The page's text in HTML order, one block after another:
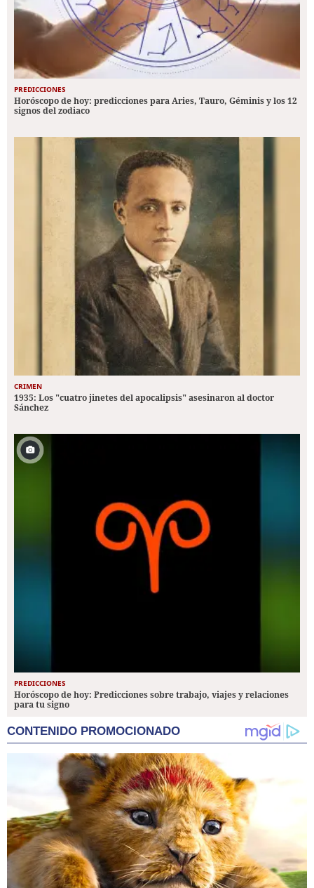
PREDICCIONES
Horóscopo de hoy: predicciones para Aries, Tauro, Géminis y los 12
signos del zodiaco
CRIMEN
1935: Los "cuatro jinetes del apocalipsis" asesinaron al doctor
Sánchez
PREDICCIONES
Horóscopo de hoy: Predicciones sobre trabajo, viajes y relaciones
para tu signo
CONTENIDO PROMOCIONADO